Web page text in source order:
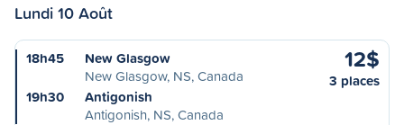
Lundi 10 Août
18h45
New Glasgow
New Glasgow, NS, Canada
19h30
Antigonish
Antigonish, NS, Canada
12$
3 places